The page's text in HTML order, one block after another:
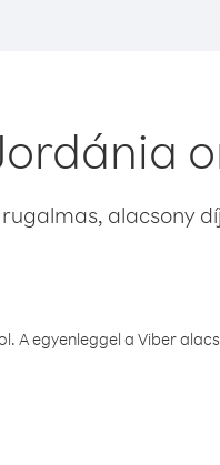
alacsony
A egyenleggel a Viber